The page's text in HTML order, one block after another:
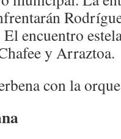
encuentro
y Arraztoa.
con la